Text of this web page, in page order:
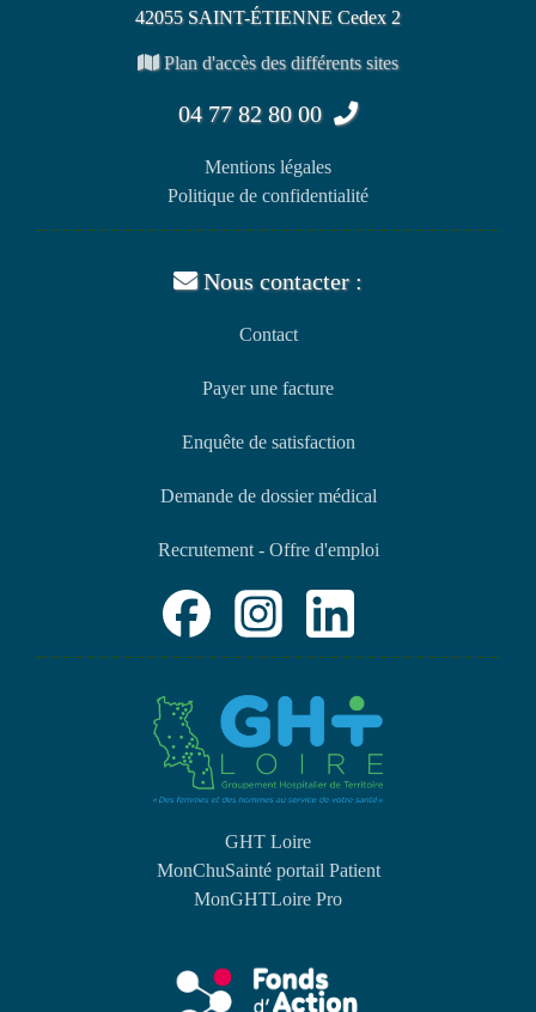
42055 SAINT-ÉTIENNE Cedex 2
Plan d'accès des différents sites
04 77 82 80 00
Mentions légales
Politique de confidentialité
Nous contacter :
Contact
Payer une facture
Enquête de satisfaction
Demande de dossier médical
Recrutement - Offre d'emploi
GHT Loire
MonChuSainté portail Patient
MonGHTLoire Pro